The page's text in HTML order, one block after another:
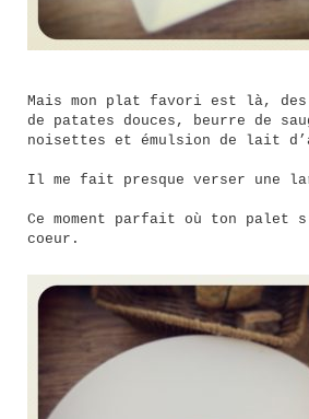
Mais mon plat favori est là, des
de patates douces, beurre de
noisettes et émulsion de lait
Il me fait presque verser une
Ce moment parfait où ton palet
coeur.